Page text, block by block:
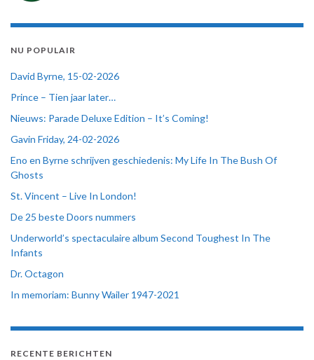
NU POPULAIR
David Byrne, 15-02-2026
Prince – Tien jaar later…
Nieuws: Parade Deluxe Edition – It’s Coming!
Gavin Friday, 24-02-2026
Eno en Byrne schrijven geschiedenis: My Life In The Bush Of
Ghosts
St. Vincent – Live In London!
De 25 beste Doors nummers
Underworld’s spectaculaire album Second Toughest In The
Infants
Dr. Octagon
In memoriam: Bunny Wailer 1947-2021
RECENTE BERICHTEN